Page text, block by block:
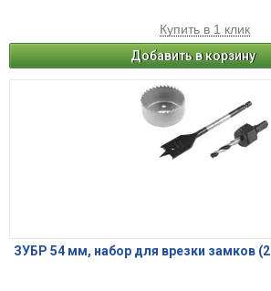
Купить в 1 клик
Добавить в корзину
ЗУБР 54 мм, набор для врезки замков